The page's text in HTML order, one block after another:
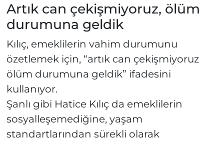
Artık can çekişmiyoruz, ölüm
durumuna geldik
Kılıç, emeklilerin vahim durumunu
özetlemek için, “artık can çekişmiyoruz
ölüm durumuna geldik” ifadesini
kullanıyor.
Şanlı gibi Hatice Kılıç da emeklilerin
sosyalleşemediğine, yaşam
standartlarından sürekli olarak